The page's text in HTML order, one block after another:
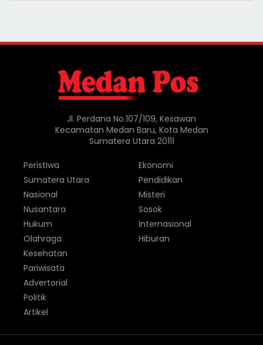
Jl. Perdana No.107/109, Kesawan
Kecamatan Medan Baru, Kota Medan
Sumatera Utara 20111
Peristiwa
Sumatera Utara
Nasional
Nusantara
Hukum
Olahraga
Ekonomi
Pendidikan
Misteri
Sosok
Internasional
Hiburan
Kesehatan
Pariwisata
Advertorial
Politik
Artikel